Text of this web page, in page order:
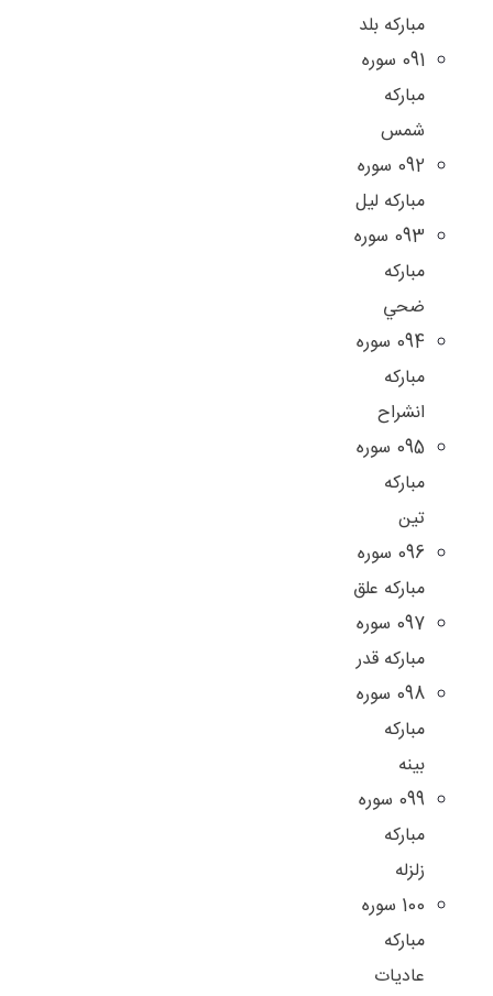
مبارکه بلد
091 سوره
مبارکه
شمس
092 سوره
مباركه ليل
093 سوره
مباركه
ضحي
094 سوره
مباركه
انشراح
095 سوره
مباركه
تين
096 سوره
مباركه علق
097 سوره
مباركه قدر
098 سوره
مبارکه
بینه
099 سوره
مباركه
زلزله
100 سوره
مباركه
عاديات